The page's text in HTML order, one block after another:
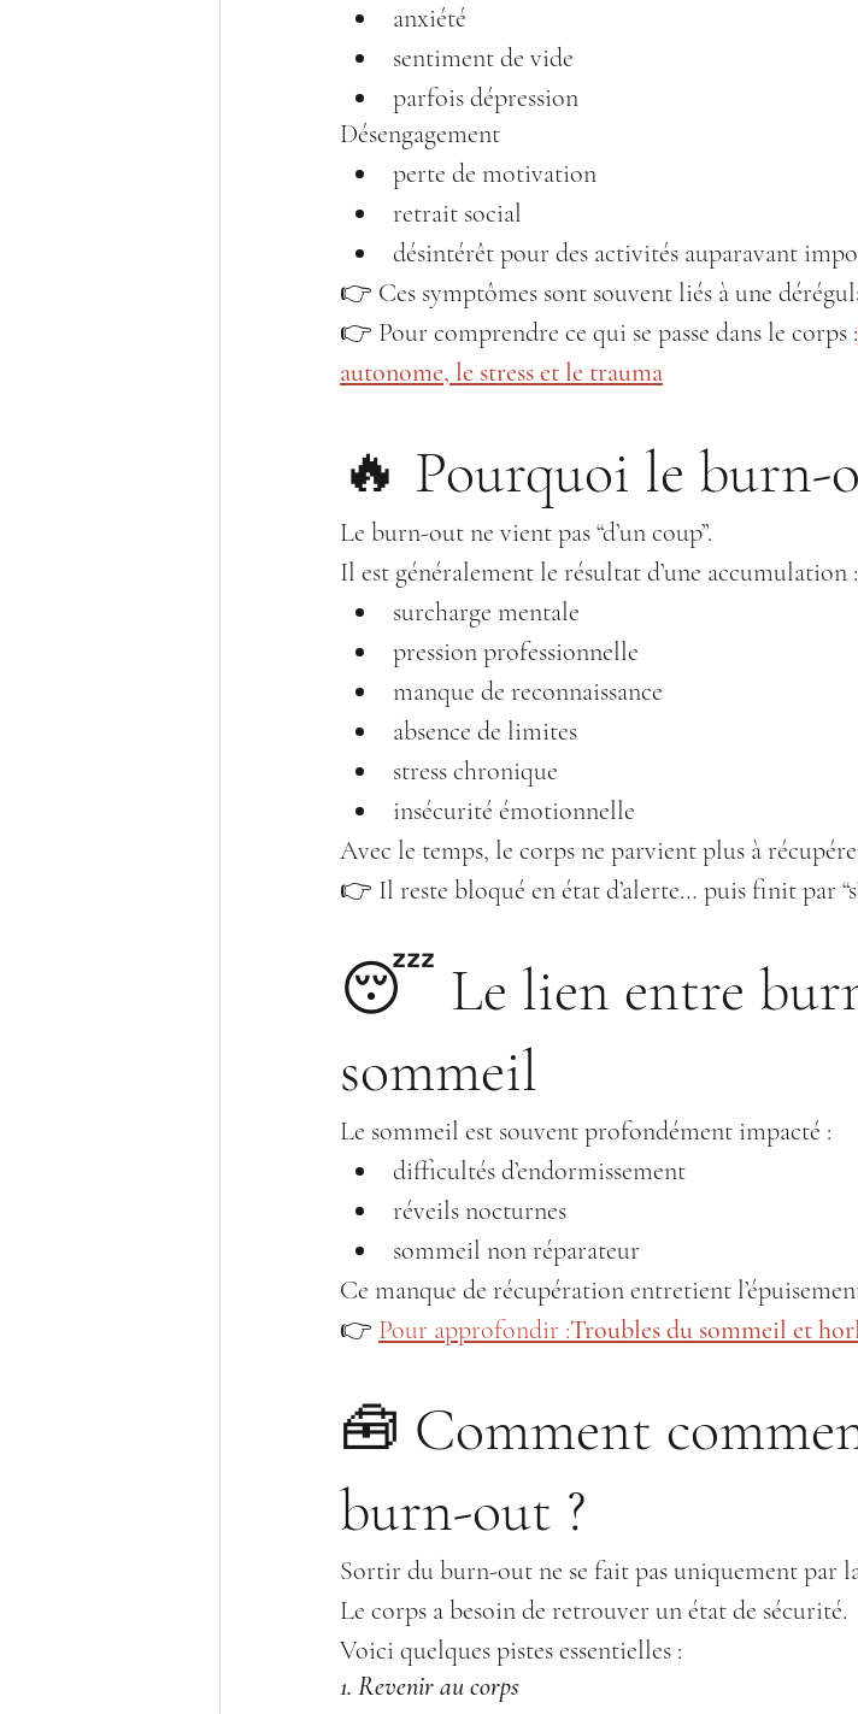
anxiété
sentiment de vide
parfois dépression
Désengagement
perte de motivation
retrait social
désintérêt pour des activités auparavant
👉 Ces symptômes sont souvent liés à une
👉 Pour comprendre ce qui se passe dans le corps :
autonome, le stress et le trauma
🔥 Pourquoi le burn-
Le burn-out ne vient pas “d’un coup”.
Il est généralement le résultat d’une accumulation :
surcharge mentale
pression professionnelle
manque de reconnaissance
absence de limites
stress chronique
insécurité émotionnelle
Avec le temps, le corps ne parvient plus à
👉 Il reste bloqué en état d’alerte… puis finit par
😴 Le lien entre
sommeil
Le sommeil est souvent profondément impacté :
difficultés d’endormissement
réveils nocturnes
sommeil non réparateur
Ce manque de récupération entretient
👉 Pour approfondir :Troubles du sommeil et
🧰 Comment
burn-out ?
Sortir du burn-out ne se fait pas uniquement par
Le corps a besoin de retrouver un état de sécurité.
Voici quelques pistes essentielles :
1. Revenir au corps